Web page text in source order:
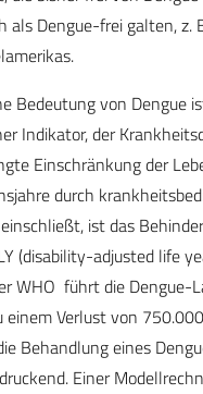
als Dengue-frei galten, z.
Bedeutung von Dengue
Indikator, der
Einschränkung der
durch
ist das
(disability-adjusted life
WHO führt die Dengue-
Verlust von
Behandlung eines
Einer